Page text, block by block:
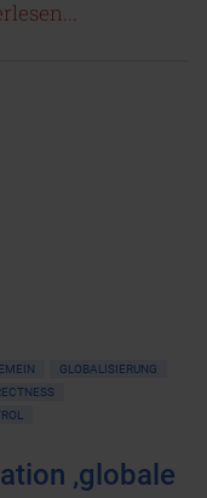
GLOBALISIERUNG
‚globale